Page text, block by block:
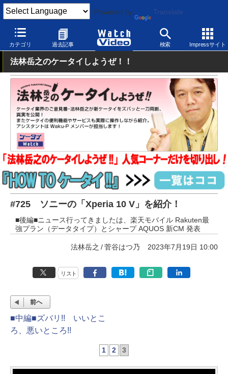
Powered by Translate
カテゴリ 過去記事 検索 Impressサイト
Watch Video モバイル スマートフォン Android
法林岳之のケータイしようぜ！！
#725 ソニーの「Xperia 10 V」を紹介！
■後編■ニュース行ってきましたは、楽天モバイル Rakuten最
強プラン（データタイプ）とシャープ AQUOS 新CM 発表
法林岳之 菅谷はつ乃 2023年7月19日 10:00
リスト
前へ
■中編■ズバリ!! いいとこ
ろ、悪いところ!!
1 2 3